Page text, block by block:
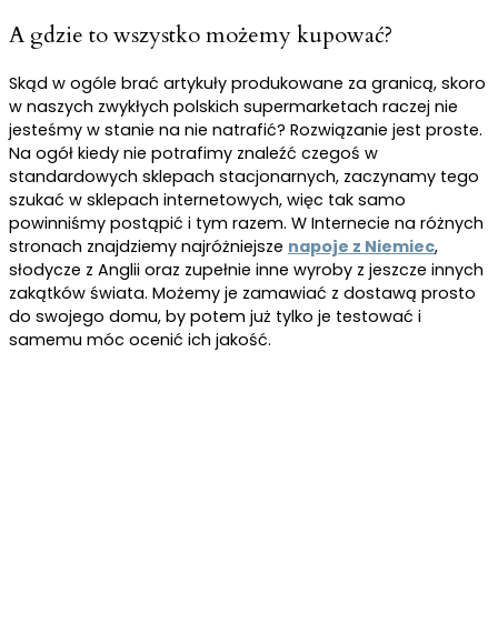
A gdzie to wszystko możemy kupować?
Skąd w ogóle brać artykuły produkowane za granicą, skoro
w naszych zwykłych polskich supermarketach raczej nie
jesteśmy w stanie na nie natrafić? Rozwiązanie jest proste.
Na ogół kiedy nie potrafimy znaleźć czegoś w
standardowych sklepach stacjonarnych, zaczynamy tego
szukać w sklepach internetowych, więc tak samo
powinniśmy postąpić i tym razem. W Internecie na różnych
stronach znajdziemy najróżniejsze napoje z Niemiec,
słodycze z Anglii oraz zupełnie inne wyroby z jeszcze innych
zakątków świata. Możemy je zamawiać z dostawą prosto
do swojego domu, by potem już tylko je testować i
samemu móc ocenić ich jakość.